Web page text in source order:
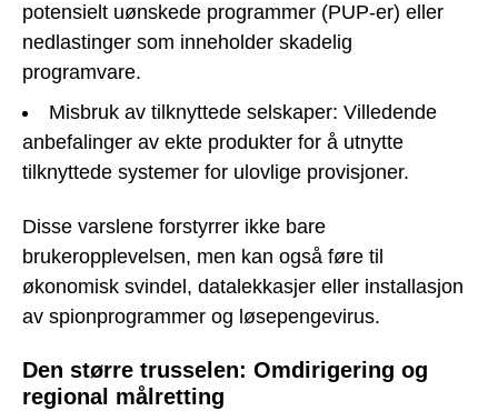
potensielt uønskede programmer (PUP-er) eller
nedlastinger som inneholder skadelig
programvare.
Misbruk av tilknyttede selskaper: Villedende
anbefalinger av ekte produkter for å utnytte
tilknyttede systemer for ulovlige provisjoner.
Disse varslene forstyrrer ikke bare
brukeropplevelsen, men kan også føre til
økonomisk svindel, datalekkasjer eller installasjon
av spionprogrammer og løsepengevirus.
Den større trusselen: Omdirigering og
regional målretting